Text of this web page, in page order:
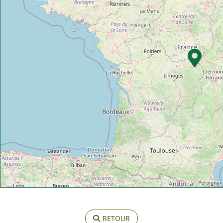
RETOUR